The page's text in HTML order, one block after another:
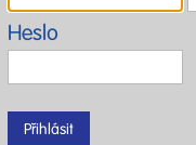
Heslo